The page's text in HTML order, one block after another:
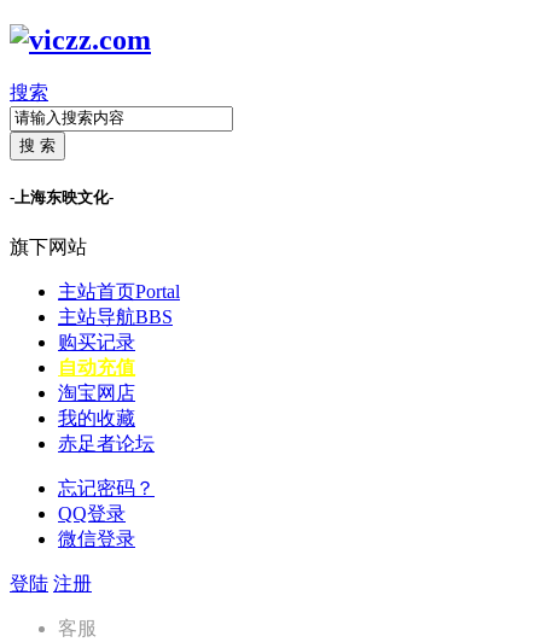
搜索
搜 索
-上海东映文化-
旗下网站
主站首页Portal
主站导航BBS
购买记录
自动充值
淘宝网店
我的收藏
赤足者论坛
忘记密码？
QQ登录
微信登录
登陆 注册
客服